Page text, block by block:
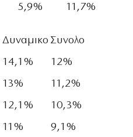
5,9% 11,7%
Δυναμικο Συνολο
14,1%
12%
13%
11,2%
12,1%
10,3%
11%
9,1%